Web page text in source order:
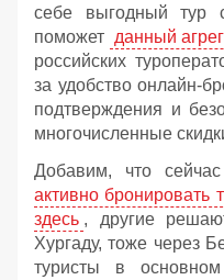
себе выгодный тур
поможет данный
российских
за удобство онлайн-
подтверждения и
многочисленные
Добавим, что
активно бронировать
здесь , другие
Хургаду, тоже через
туристы в